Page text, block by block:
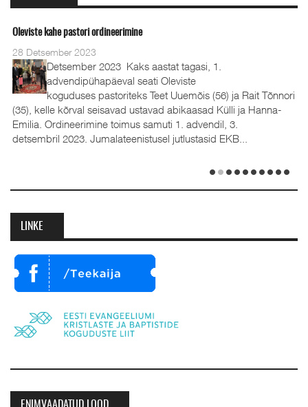
Oleviste kahe pastori ordineerimine
28 Detsember 2023
Detsember 2023 Kaks aastat tagasi, 1.
advendipühapäeval seati Oleviste
koguduses pastoriteks Teet Uuemõis (56) ja Rait Tõnnori
(35), kelle kõrval seisavad ustavad abikaasad Külli ja Hanna-
Emilia. Ordineerimine toimus samuti 1. advendil, 3.
detsembril 2023. Jumalateenistusel jutlustasid EKB...
LINKE